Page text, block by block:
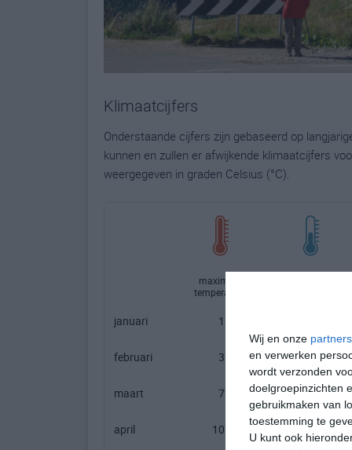
Wij en onze partners
en verwerken
wordt verzonden
doelgroepinzichten
gebruikmaken van
toestemming te
U kunt ook
Klimaatcijfers
Onderstaande cijfers zijn gebaseerd op
kunnen en zullen er afwijkende klimaatcijfers
weergegeven in graden Celsius (°C).
maximum
temperatuur
januari 1℃
februari 3℃ -6℃
maart 7℃ -3℃
april 10℃ 1℃